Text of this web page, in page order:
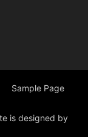
Sample Page
is designed by